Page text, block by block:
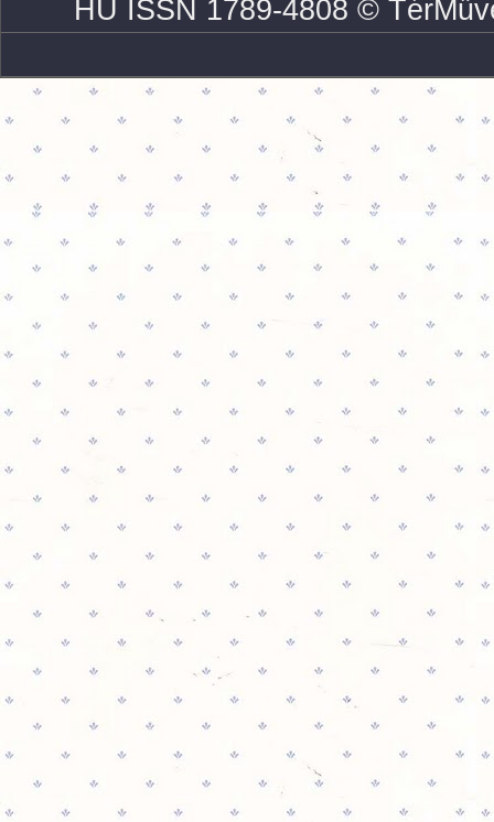
HU ISSN 1789-4808 ©